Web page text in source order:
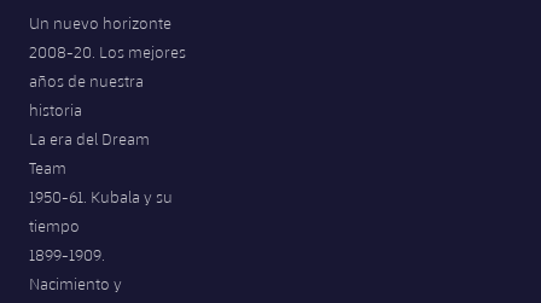
Agenda
Calendario
Jugadores
plusicon
más
Hockey Hierba Masculino
Hockey Hierba Femenino
Patinaje artístico
plusicon
más
Actualidad
Plantilla
Agenda
Escuela de Patinaje
Rugby
plusicon
Actualidad
Voleibol
plusicon
más
Un nuevo horizonte
2008-20. Los mejores
años de nuestra
historia
La era del Dream
Team
1950-61. Kubala y su
tiempo
1899-1909.
Nacimiento y